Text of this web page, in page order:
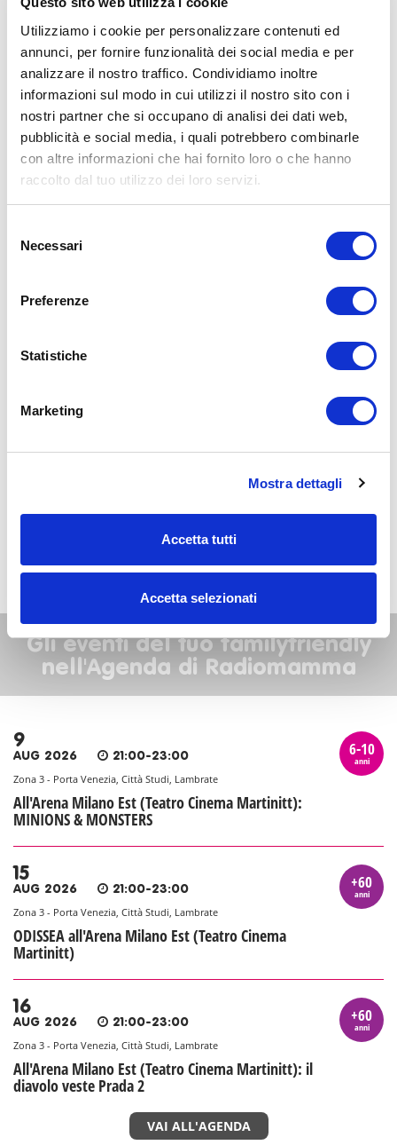
Utilizziamo i cookie per personalizzare contenuti ed
annunci, per fornire funzionalità dei social media e per
analizzare il nostro traffico. Condividiamo inoltre
informazioni sul modo in cui utilizzi il nostro sito con i
nostri partner che si occupano di analisi dei dati web,
pubblicità e social media, i quali potrebbero combinarle
con altre informazioni che hai fornito loro o che hanno
raccolto dal tuo utilizzo dei loro servizi.
delNecessari
Preferenze
Statistiche
Marketing
Mostra dettagli
Accetta tutti
Accetta selezionati
spazio all’aperto con 800 posti a sedere, il più grande
schermo per il cinema all’aperto di tutta Milano e un palco
che ospita concerti, stand-up e show comici. Un vero e
proprio teatro estivo.
Gli eventi del tuo familyfriendly
nell'Agenda di Radiomamma
9
AUG 2026 21:00-23:00
Zona 3 - Porta Venezia, Città Studi, Lambrate
All'Arena Milano Est (Teatro Cinema Martinitt):
MINIONS & MONSTERS
6-10
anni
15
AUG 2026 21:00-23:00
Zona 3 - Porta Venezia, Città Studi, Lambrate
ODISSEA all'Arena Milano Est (Teatro Cinema
Martinitt)
+60
anni
16
AUG 2026 21:00-23:00
Zona 3 - Porta Venezia, Città Studi, Lambrate
All'Arena Milano Est (Teatro Cinema Martinitt): il
diavolo veste Prada 2
+60
anni
VAI ALL'AGENDA